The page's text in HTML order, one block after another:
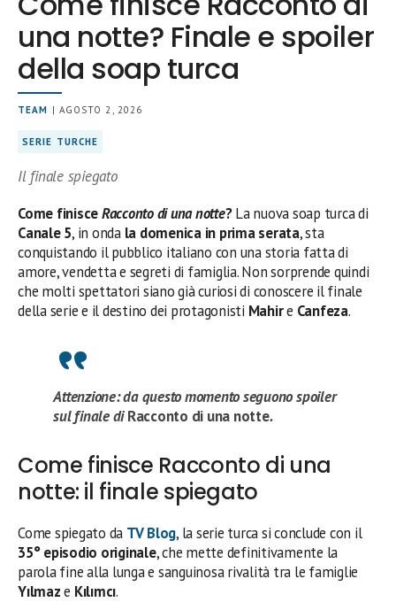
una notte? Finale e spoiler
della soap turca
TEAM | AGOSTO 2, 2026
SERIE TURCHE
Il finale spiegato
Come finisceRacconto di una notte?La nuova soap turca di
Canale 5, in onda la domenica in prima serata, sta
conquistando il pubblico italiano con una storia fatta di
amore, vendetta e segreti di famiglia. Non sorprende quindi
che molti spettatori siano già curiosi di conoscere il finale
della serie e il destino dei protagonisti Mahire Canfeza.
Attenzione: da questo momento seguono spoiler
sul finale diRacconto di una notte.
Come finisce Racconto di una
notte: il finale spiegato
Come spiegato da TV Blog, la serie turca si conclude con il
35° episodio originale, che mette definitivamente la
parola fine alla lunga e sanguinosa rivalità tra le famiglie
Yılmaze Kılımcı.